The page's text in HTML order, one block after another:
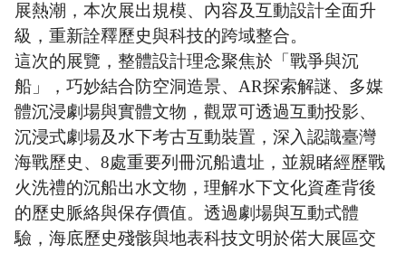
展熱潮，本次展出規模、內容及互動設計全面升
級，重新詮釋歷史與科技的跨域整合。
這次的展覽，整體設計理念聚焦於「戰爭與沉
船」，巧妙結合防空洞造景、AR探索解謎、多媒
體沉浸劇場與實體文物， 觀眾可透過互動投影、
沉浸式劇場及水下考古互動裝置，深入認識臺灣
海戰歷史、8處重要列冊沉船遺址，並親睹經歷戰
火洗禮的沉船出水文物，理解水下文化資產背後
的歷史脈絡與保存價值。 透過劇場與互動式體
驗，海底歷史殘骸與地表科技文明於偌大展區交